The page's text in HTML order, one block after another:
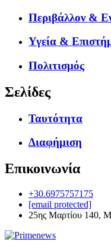
Περιβάλλον &
Υγεία &
Πολιτισμός
Σελίδες
Ταυτότητα
Διαφήμιση
Επικοινωνία
+30.6975757175
[email protected]
25ης Μαρτίου 140,